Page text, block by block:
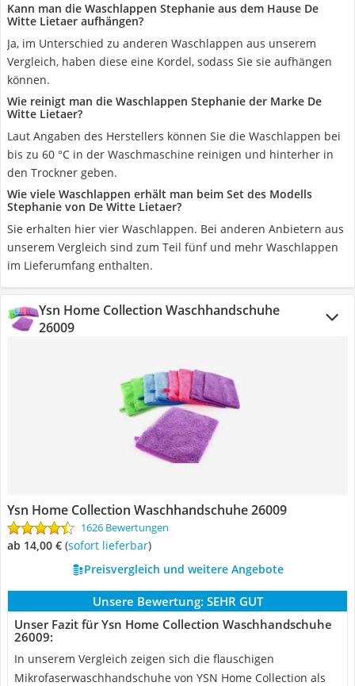
Kann man die Waschlappen Stephanie aus dem Hause De
Witte Lietaer aufhängen?
Ja, im Unterschied zu anderen Waschlappen aus unserem
Vergleich, haben diese eine Kordel, sodass Sie sie aufhängen
können.
Wie reinigt man die Waschlappen Stephanie der Marke De
Witte Lietaer?
Laut Angaben des Herstellers können Sie die Waschlappen bei
bis zu 60 °C in der Waschmaschine reinigen und hinterher in
den Trockner geben.
Wie viele Waschlappen erhält man beim Set des Modells
Stephanie von De Witte Lietaer?
Sie erhalten hier vier Waschlappen. Bei anderen Anbietern aus
unserem Vergleich sind zum Teil fünf und mehr Waschlappen
im Lieferumfang enthalten.
Ysn Home Collection Waschhandschuhe
26009
Ysn Home Collection Waschhandschuhe 26009
1626 Bewertungen
ab 14,00 € ( Sofort lieferbar)
Preisvergleich und weitere Angebote
Unsere Bewertung: SEHR GUT
Unser Fazit für Ysn Home Collection Waschhandschuhe
26009:
In unserem Vergleich zeigen sich die flauschigen
Mikrofaserwaschhandschuhe von YSN Home Collection als